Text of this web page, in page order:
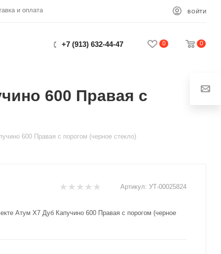
и оплата ВОЙТИ
0 0
+7 (913) 632-44-47
600 Правая с
600 Правая с порогом (черное стекло)
Артикул: УТ-00025824
Атум X7 Дуб Капучино 600 Правая с порогом (черное
Закрыть